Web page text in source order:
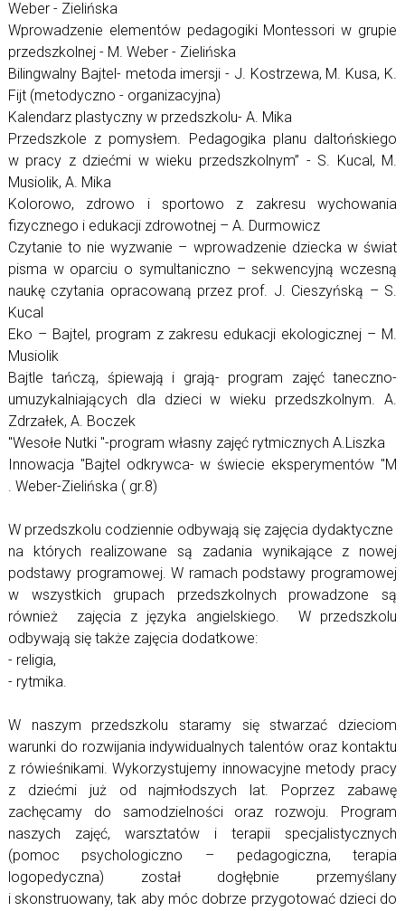
Weber - Zielińska
Wprowadzenie elementów pedagogiki Montessori w grupie
przedszkolnej - M. Weber - Zielińska
Bilingwalny Bajtel- metoda imersji - J. Kostrzewa, M. Kusa, K.
Fijt (metodyczno - organizacyjna)
Kalendarz plastyczny w przedszkolu- A. Mika
Przedszkole z pomysłem. Pedagogika planu daltońskiego
w pracy z dziećmi w wieku przedszkolnym” - S. Kucal, M.
Musiolik, A. Mika
Kolorowo, zdrowo i sportowo z zakresu wychowania
fizycznego i edukacji zdrowotnej – A. Durmowicz
Czytanie to nie wyzwanie – wprowadzenie dziecka w świat
pisma w oparciu o symultaniczno – sekwencyjną wczesną
naukę czytania opracowaną przez prof. J. Cieszyńską – S.
Kucal
Eko – Bajtel, program z zakresu edukacji ekologicznej – M.
Musiolik
Bajtle tańczą, śpiewają i grają- program zajęć taneczno-
umuzykalniających dla dzieci w wieku przedszkolnym. A.
Zdrzałek, A. Boczek
"Wesołe Nutki "-program własny zajęć rytmicznych A.Liszka
Innowacja "Bajtel odkrywca- w świecie eksperymentów "M
. Weber-Zielińska ( gr.8)
W przedszkolu codziennie odbywają się zajęcia dydaktyczne
na których realizowane są zadania wynikające z nowej
podstawy programowej. W ramach podstawy programowej
w wszystkich grupach przedszkolnych prowadzone są
również zajęcia z języka angielskiego. W przedszkolu
odbywają się także zajęcia dodatkowe:
- religia,
- rytmika.
W naszym przedszkolu staramy się stwarzać dzieciom
warunki do rozwijania indywidualnych talentów oraz kontaktu
z rówieśnikami. Wykorzystujemy innowacyjne metody pracy
z dziećmi już od najmłodszych lat. Poprzez zabawę
zachęcamy do samodzielności oraz rozwoju. Program
naszych zajęć, warsztatów i terapii specjalistycznych
(pomoc psychologiczno – pedagogiczna, terapia
logopedyczna) został dogłębnie przemyślany
i skonstruowany, tak aby móc dobrze przygotować dzieci do